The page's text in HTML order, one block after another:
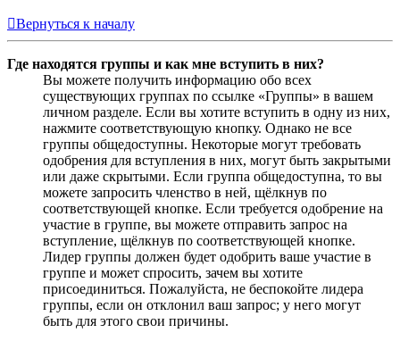
Вернуться к началу
Где находятся группы и как мне вступить в них?
Вы можете получить информацию обо всех
существующих группах по ссылке «Группы» в вашем
личном разделе. Если вы хотите вступить в одну из них,
нажмите соответствующую кнопку. Однако не все
группы общедоступны. Некоторые могут требовать
одобрения для вступления в них, могут быть закрытыми
или даже скрытыми. Если группа общедоступна, то вы
можете запросить членство в ней, щёлкнув по
соответствующей кнопке. Если требуется одобрение на
участие в группе, вы можете отправить запрос на
вступление, щёлкнув по соответствующей кнопке.
Лидер группы должен будет одобрить ваше участие в
группе и может спросить, зачем вы хотите
присоединиться. Пожалуйста, не беспокойте лидера
группы, если он отклонил ваш запрос; у него могут
быть для этого свои причины.